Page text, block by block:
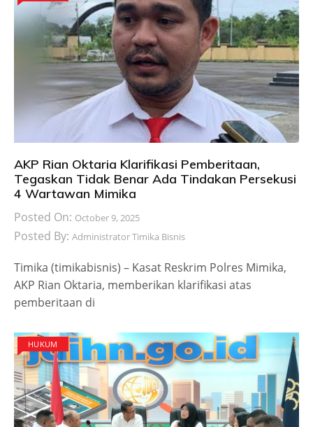
AKP Rian Oktaria Klarifikasi Pemberitaan,
Tegaskan Tidak Benar Ada Tindakan Persekusi
4 Wartawan Mimika
Posted On: October 9, 2025
Posted By: Administrator Timika Bisnis
Timika (timikabisnis) – Kasat Reskrim Polres Mimika,
AKP Rian Oktaria, memberikan klarifikasi atas
pemberitaan di
HUKUM